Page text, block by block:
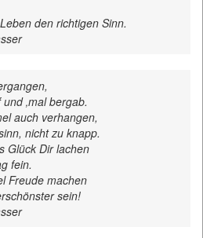
den richtigen Sinn.
‚mal bergab.
auch verhangen,
nicht zu knapp.
Glück Dir lachen
fein.
Freude machen
sein!